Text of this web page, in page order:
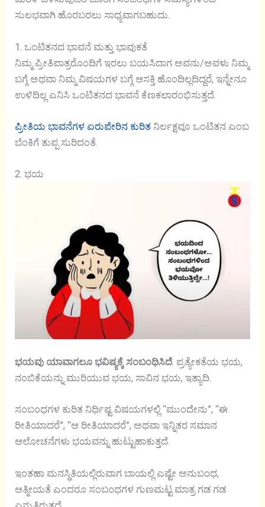
ಸುಲಭವಾಗಿ ಹೊರಬರಲು ಸಾಧ್ಯವಾಗಬಹುದು.
1. ಒಂಟಿತನದ ಭಾವನೆ ಮತ್ತು ಭಾವುಕತೆ
ನಿಮ್ಮ ಪ್ರೀತಿಪಾತ್ರರೊಂದಿಗೆ ಇರಲು ಬಯಸಿದಾಗ ಅವನು/ಅವಳು ನಿಮ್ಮ
ಬಗ್ಗೆ ಅಥವಾ ನಿಮ್ಮ ವಿಷಯಗಳ ಬಗ್ಗೆ ಆಸಕ್ತಿ ಹೊಂದಿಲ್ಲದಿದ್ದರೆ, ಇನ್ನೇನೂ
ಉಳಿದಿಲ್ಲ ಎನಿಸಿ ಒಂಟಿತನದ ಭಾವನೆ ಕೆಣಕಲಾರಂಭಿಸುತ್ತದೆ.
ಪ್ರೀತಿಯ ಭಾವನೆಗಳ ಏರುಪೇರಿನ ಕುರಿತ ನಿರ್ಲಕ್ಷವೂ ಒಂಟಿತನ ಎಂಬ
ಬೆಂಕಿಗೆ ತುಪ್ಪ ಸುರಿದಂತೆ.
2. ಭಯ
ಭಯವು ಯಾವಾಗಲೂ ಭವಿಷ್ಯಕ್ಕೆ ಸಂಬಂಧಿಸಿದೆ. ಪ್ರತ್ಯೇಕತೆಯ ಭಯ,
ನಂಬಿಕೆಯನ್ನು ಮುರಿಯುವ ಭಯ, ಸಾವಿನ ಭಯ, ಇತ್ಯಾದಿ.
ಸಂಬಂಧಗಳ ಕುರಿತ ನಿರ್ಧಿಷ್ಟ ವಿಷಯಗಳಲ್ಲಿ “ಮುಂದೇನು”, “ಈ
ರೀತಿಯಾದರೆ”, “ಆ ರೀತಿಯಾದರೆ”, ಅಥವಾ ಇನ್ನಿತರ ಸಮಾನ
ಆಲೋಚನೆಗಳು ಭಯವನ್ನು ಹುಟ್ಟುಹಾಕುತ್ತದೆ.
ಇಂತಹಾ ಮನಸ್ಥಿತಿಯಲ್ಲಿರುವಾಗ ಬಾಯಲ್ಲಿ ಎಷ್ಟೇ ಅನುಬಂಧ,
ಆತ್ಮೀಯತೆ ಎಂದರೂ ಸಂಬಂಧಗಳ ಗುಣಮಟ್ಟ ಮಾತ್ರ ಗಡ ಗಡ